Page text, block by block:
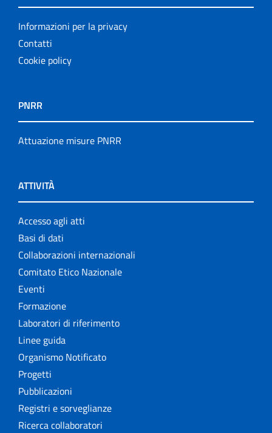
Informazioni per la privacy
Contatti
Cookie policy
PNRR
Attuazione misure PNRR
ATTIVITÀ
Accesso agli atti
Basi di dati
Collaborazioni internazionali
Comitato Etico Nazionale
Eventi
Formazione
Laboratori di riferimento
Linee guida
Organismo Notificato
Progetti
Pubblicazioni
Registri e sorveglianze
Ricerca collaboratori